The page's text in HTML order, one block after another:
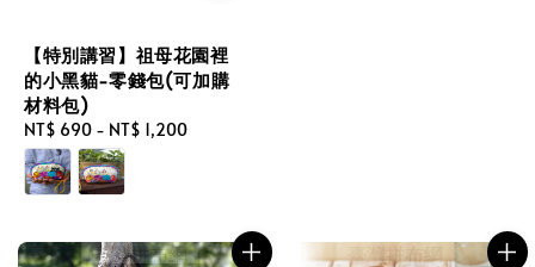
【特別講習】祖母花園裡
的小黑貓-零錢包(可加購
材料包)
Regular
price
NT$ 690 - NT$ 1,200